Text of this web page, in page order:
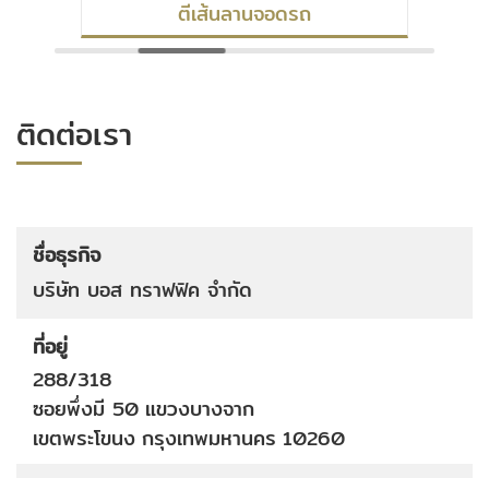
งานทาสีตีเส้นลูกระนาด
ติดต่อเรา
ชื่อธุรกิจ
บริษัท บอส ทราฟฟิค จำกัด
ที่อยู่
288/318
ซอยพึ่งมี 50 แขวงบางจาก
เขตพระโขนง กรุงเทพมหานคร 10260